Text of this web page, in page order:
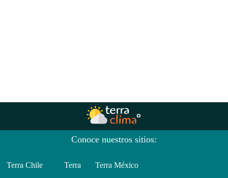
Conoce nuestros sitios:
Terra Chile Terra Terra México